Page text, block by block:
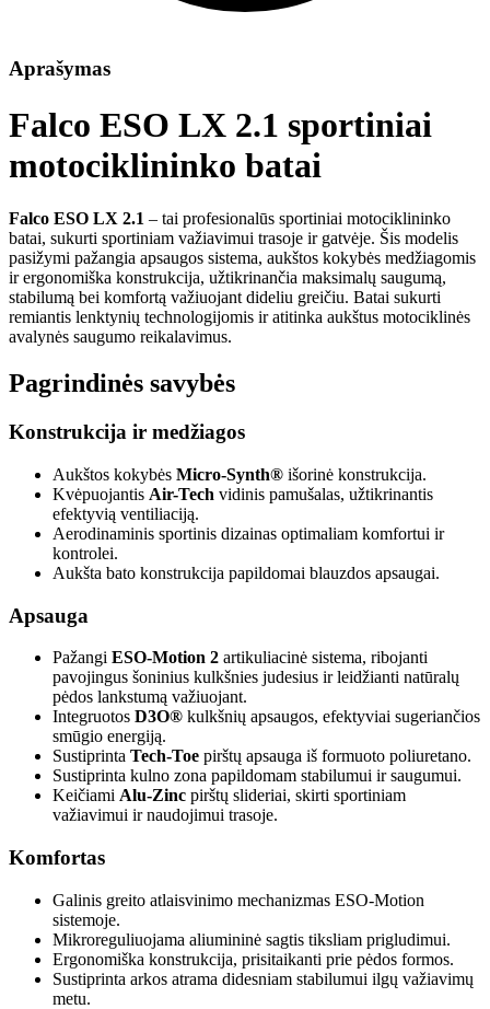
Aprašymas
Falco ESO LX 2.1 sportiniai
motociklininko batai
Falco ESO LX 2.1 – tai profesionalūs sportiniai motociklininko
batai, sukurti sportiniam važiavimui trasoje ir gatvėje. Šis modelis
pasižymi pažangia apsaugos sistema, aukštos kokybės medžiagomis
ir ergonomiška konstrukcija, užtikrinančia maksimalų saugumą,
stabilumą bei komfortą važiuojant dideliu greičiu. Batai sukurti
remiantis lenktynių technologijomis ir atitinka aukštus motociklinės
avalynės saugumo reikalavimus.
Pagrindinės savybės
Konstrukcija ir medžiagos
Aukštos kokybės Micro-Synth® išorinė konstrukcija.
Kvėpuojantis Air-Tech vidinis pamušalas, užtikrinantis
efektyvią ventiliaciją.
Aerodinaminis sportinis dizainas optimaliam komfortui ir
kontrolei.
Aukšta bato konstrukcija papildomai blauzdos apsaugai.
Apsauga
Pažangi ESO-Motion 2 artikuliacinė sistema, ribojanti
pavojingus šoninius kulkšnies judesius ir leidžianti natūralų
pėdos lankstumą važiuojant.
Integruotos D3O® kulkšnių apsaugos, efektyviai sugeriančios
smūgio energiją.
Sustiprinta Tech-Toe pirštų apsauga iš formuoto poliuretano.
Sustiprinta kulno zona papildomam stabilumui ir saugumui.
Keičiami Alu-Zinc pirštų slideriai, skirti sportiniam
važiavimui ir naudojimui trasoje.
Komfortas
Galinis greito atlaisvinimo mechanizmas ESO-Motion
sistemoje.
Mikroreguliuojama aliumininė sagtis tiksliam prigludimui.
Ergonomiška konstrukcija, prisitaikanti prie pėdos formos.
Sustiprinta arkos atrama didesniam stabilumui ilgų važiavimų
metu.